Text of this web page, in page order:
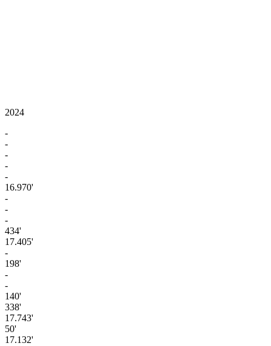
2024
-
-
-
-
-
16.970'
-
-
-
434'
17.405'
-
198'
-
-
140'
338'
17.743'
50'
17.132'